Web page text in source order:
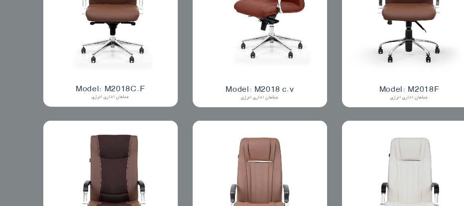
Model: M2018C.F
مبلمان اداری انرژی
Model: M2018 c.v
مبلمان اداری انرژی
Model: M2018F
مبلمان اداری انرژی